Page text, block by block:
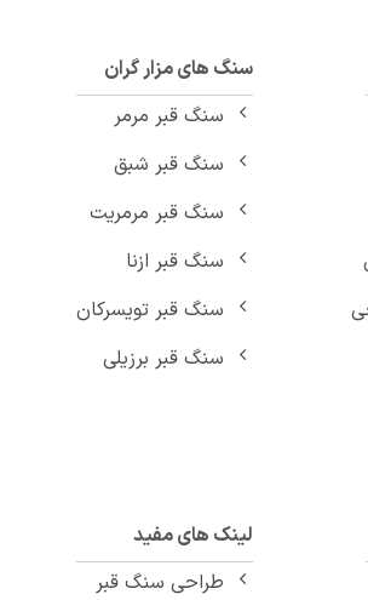
سنگ های مزار گران
سنگ قبر مرمر
سنگ قبر شبق
سنگ قبر مرمریت
سنگ قبر ازنا
سنگ قبر تویسرکان
سنگ قبر برزیلی
لینک های مفید
طراحی سنگ قبر